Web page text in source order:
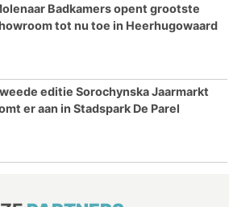
Badkamers opent grootste
tot nu toe in Heerhugowaard
editie Sorochynska Jaarmarkt
er aan in Stadspark De Parel